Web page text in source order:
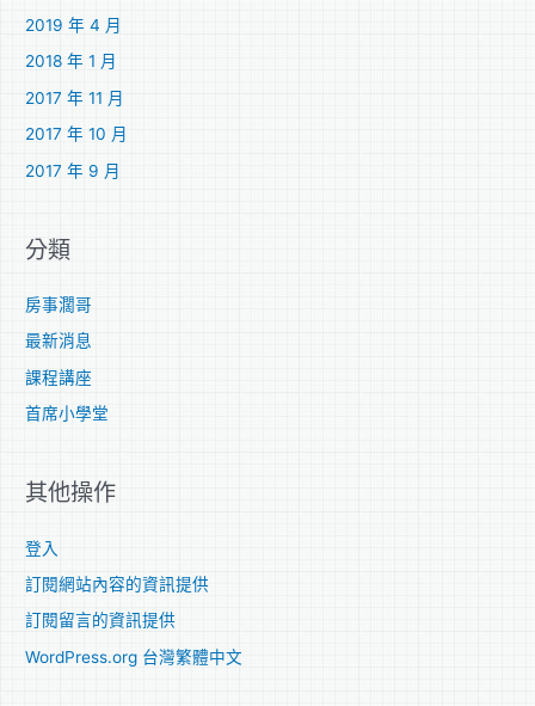
2019 年 4 月
2018 年 1 月
2017 年 11 月
2017 年 10 月
2017 年 9 月
分類
房事濶哥
最新消息
課程講座
首席小學堂
其他操作
登入
訂閱網站內容的資訊提供
訂閱留言的資訊提供
WordPress.org 台灣繁體中文